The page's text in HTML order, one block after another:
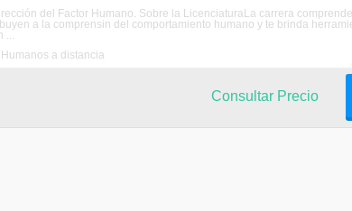
del Factor Humano. Sobre la LicenciaturaLa carrera
a la comprensin del comportamiento humano y te brinda
...
a distancia
Consultar Precio